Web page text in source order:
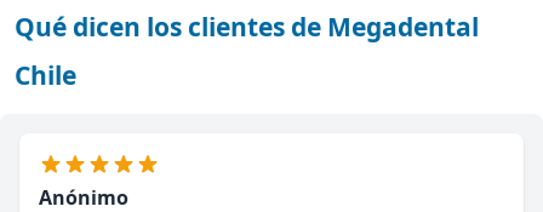
Qué dicen los clientes de Megadental
Chile
Anónimo